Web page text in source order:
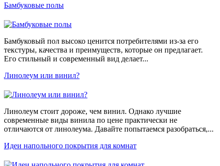
Бамбуковые полы
Бамбуковый пол высоко ценится потребителями из-за его
текстуры, качества и преимуществ, которые он предлагает.
Его стильный и современный вид делает...
Линолеум или винил?
Линолеум стоит дороже, чем винил. Однако лучшие
современные виды винила по цене практически не
отличаются от линолеума. Давайте попытаемся разобраться,...
Идеи напольного покрытия для комнат